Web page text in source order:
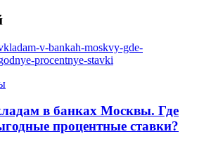
в банках Москвы. Где
процентные ставки?